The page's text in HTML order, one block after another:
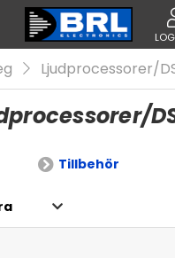
Ljudprocessorer/
Tillbehör